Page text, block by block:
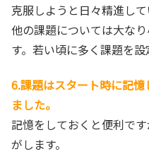
克服しようと日々精進して
他の課題については大な
す。若い頃に多く課題を設
6.課題はスタート時に記
ました。
記憶をしておくと便利で
がします。